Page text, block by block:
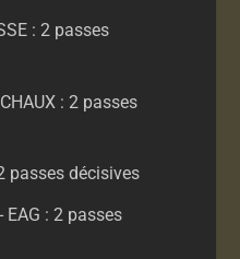
: 2 passes
: 2 passes
passes décisives
EAG : 2 passes